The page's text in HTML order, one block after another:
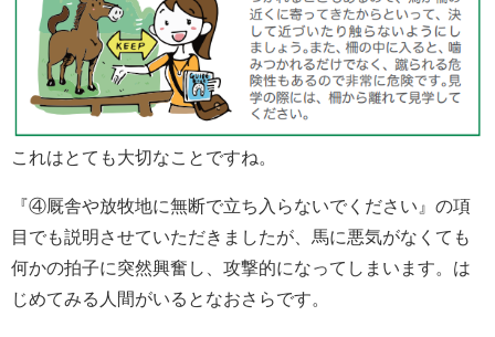
これはとても大切なことですね。
『④厩舎や放牧地に無断で立ち入らないでください』の項
目でも説明させていただきましたが、馬に悪気がなくても
何かの拍子に突然興奮し、攻撃的になってしまいます。は
じめてみる人間がいるとなおさらです。